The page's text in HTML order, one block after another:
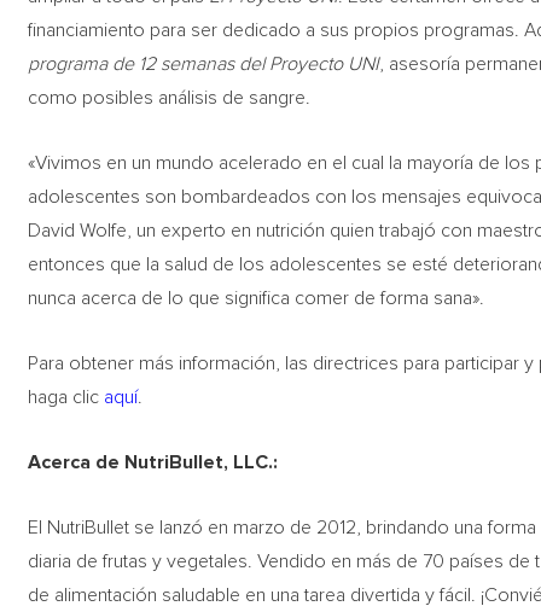
financiamiento para ser dedicado a sus propios programas.
programa de 12 semanas del Proyecto UNI, asesoría
como posibles análisis de sangre.
«Vivimos en un mundo acelerado en el cual la mayoría de
adolescentes son bombardeados con los mensajes
David Wolfe, un experto en nutrición quien trabajó con
entonces que la salud de los adolescentes se esté
nunca acerca de lo que significa comer de forma sana».
Para obtener más información, las directrices para participar
haga clic aquí.
Acerca de NutriBullet, LLC.:
El NutriBullet se lanzó en marzo de 2012, brindando una
diaria de frutas y vegetales. Vendido en más de 70 países
de alimentación saludable en una tarea divertida y fácil.